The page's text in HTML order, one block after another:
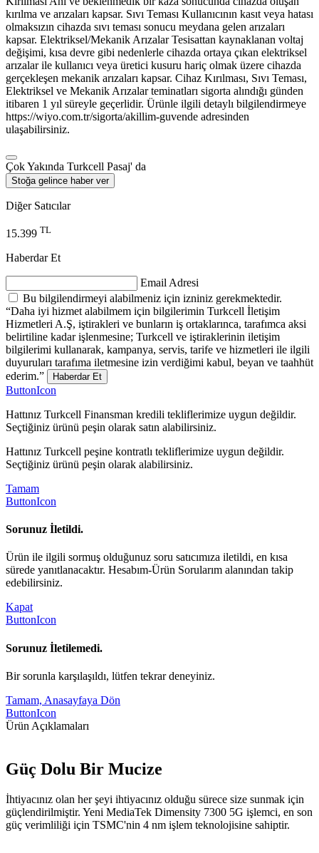
kırılma ve arızaları kapsar. Sıvı Teması Kullanıcının kasıt veya hatası
olmaksızın cihazda sıvı teması sonucu meydana gelen arızaları
kapsar. Elektriksel/Mekanik Arızalar Tesisattan kaynaklanan voltaj
değişimi, kısa devre gibi nedenlerle cihazda ortaya çıkan elektriksel
arızalar ile kullanıcı veya üretici kusuru hariç olmak üzere cihazda
gerçekleşen mekanik arızaları kapsar. Cihaz Kırılması, Sıvı Teması,
Elektriksel ve Mekanik Arızalar teminatları sigorta alındığı günden
itibaren 1 yıl süreyle geçerlidir. Ürünle ilgili detaylı bilgilendirmeye
https://wiyo.com.tr/sigorta/akillim-guvende adresinden
ulaşabilirsiniz.
Çok Yakında Turkcell Pasaj' da
Stoğa gelince haber ver
Diğer Satıcılar
15.399 TL
Haberdar Et
Email Adresi
Bu bilgilendirmeyi alabilmeniz için izniniz gerekmektedir.
“Daha iyi hizmet alabilmem için bilgilerimin Turkcell İletişim
Hizmetleri A.Ş, iştirakleri ve bunların iş ortaklarınca, tarafımca aksi
belirtiline kadar işlenmesine; Turkcell ve iştiraklerinin iletişim
bilgilerimi kullanarak, kampanya, servis, tarife ve hizmetleri ile ilgili
duyuruları tarafıma iletmesine izin verdiğimi kabul, beyan ve taahhüt
ederim.”
Haberdar Et
ButtonIcon
Hattınız Turkcell Finansman kredili tekliflerimize uygun değildir.
Seçtiğiniz ürünü peşin olarak satın alabilirsiniz.
Hattınız Turkcell peşine kontratlı tekliflerimize uygun değildir.
Seçtiğiniz ürünü peşin olarak alabilirsiniz.
Tamam
ButtonIcon
Sorunuz İletildi.
Ürün ile ilgili sormuş olduğunuz soru satıcımıza iletildi, en kısa
sürede yanıtlanacaktır. Hesabım-Ürün Sorularım alanından takip
edebilirsiniz.
Kapat
ButtonIcon
Sorunuz İletilemedi.
Bir sorunla karşılaşıldı, lütfen tekrar deneyiniz.
Tamam, Anasayfaya Dön
ButtonIcon
Ürün Açıklamaları
Güç Dolu Bir Mucize
İhtiyacınız olan her şeyi ihtiyacınız olduğu sürece size sunmak için
güçlendirilmiştir. Yeni MediaTek Dimensity 7300 5G işlemci, en son
güç verimliliği için TSMC'nin 4 nm işlem teknolojisine sahiptir.